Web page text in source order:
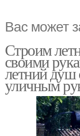
Вас может
Строим
своими
летний душ
уличным